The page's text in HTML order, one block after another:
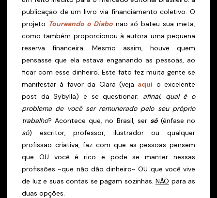
publicação de um livro via financiamento coletivo. O
projeto Toureando o Diabonão só bateu sua meta,
como também proporcionou à autora uma pequena
reserva financeira. Mesmo assim, houve quem
pensasse que ela estava enganando as pessoas, ao
ficar com esse dinheiro. Este fato fez muita gente se
manifestar à favor da Clara (veja aqui o excelente
post da Sybylla) e se questionar: afinal, qual é o
problema de você ser remunerado pelo seu próprio
trabalho? Acontece que, no Brasil, ser só(ênfase no
só) escritor, professor, ilustrador ou qualquer
profissão criativa, faz com que as pessoas pensem
que OU você é rico e pode se manter nessas
profissões ~que não dão dinheiro~ OU que você vive
de luz e suas contas se pagam sozinhas. NÃO para as
duas opções.